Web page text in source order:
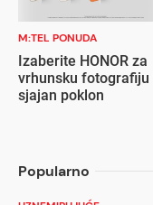
M:TEL PONUDA
Izaberite HONOR za
vrhunsku fotografiju
sjajan poklon
Popularno